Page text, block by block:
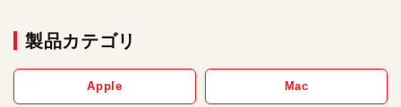
製品カテゴリ
Apple Mac